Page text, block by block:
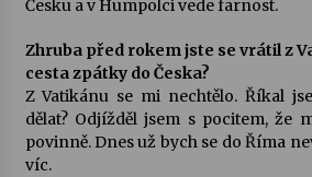
Votavžatský ploty
23. 7. 2026
Letní koncerty ve
Česku a v Humpolci vede farnost.
Zhruba před rokem jste se vrátil z
cesta zpátky do Česka?
Z Vatikánu se mi nechtělo. Říkal
dělat? Odjížděl jsem s pocitem, že
povinně. Dnes už bych se do Říma
víc.